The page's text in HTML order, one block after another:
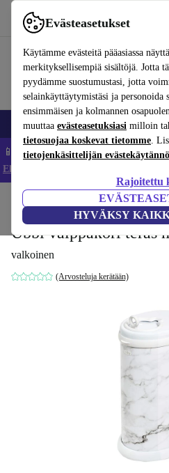
Evästeasetukset
Käytämme evästeitä pääasiassa
merkityksellisempiä sisältöjä. Jotta
pyydämme suostumustasi, jotta
selainkäyttäytymistäsi ja personoida
ensimmäisen ja kolmannen
muuttaa evästeasetuksiasi milloin
tietosuojaa koskevat tietomme.
tietojenkäsittelijän
Rajoitettu
HYVÄKSY
Käytä refurbed-palvelua nopeasti ja helposti
Matkapuhelimet ja älypuhelimet
📱 Säästä 5 % LISÄÄ iPhoneista –
Ehdot ja säännöt
Potat ja pesut
Ubbi vaippakori teräs
valkoinen
(Arvosteluja kerätään)